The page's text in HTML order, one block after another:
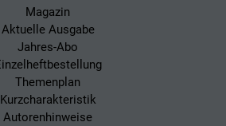
Magazin
Aktuelle Ausgabe
Jahres-Abo
Themenplan
Kurzcharakteristik
Autorenhinweise